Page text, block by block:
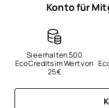
Konto für
Sie erhalten 500
EcoCredits im Wert von
25 €